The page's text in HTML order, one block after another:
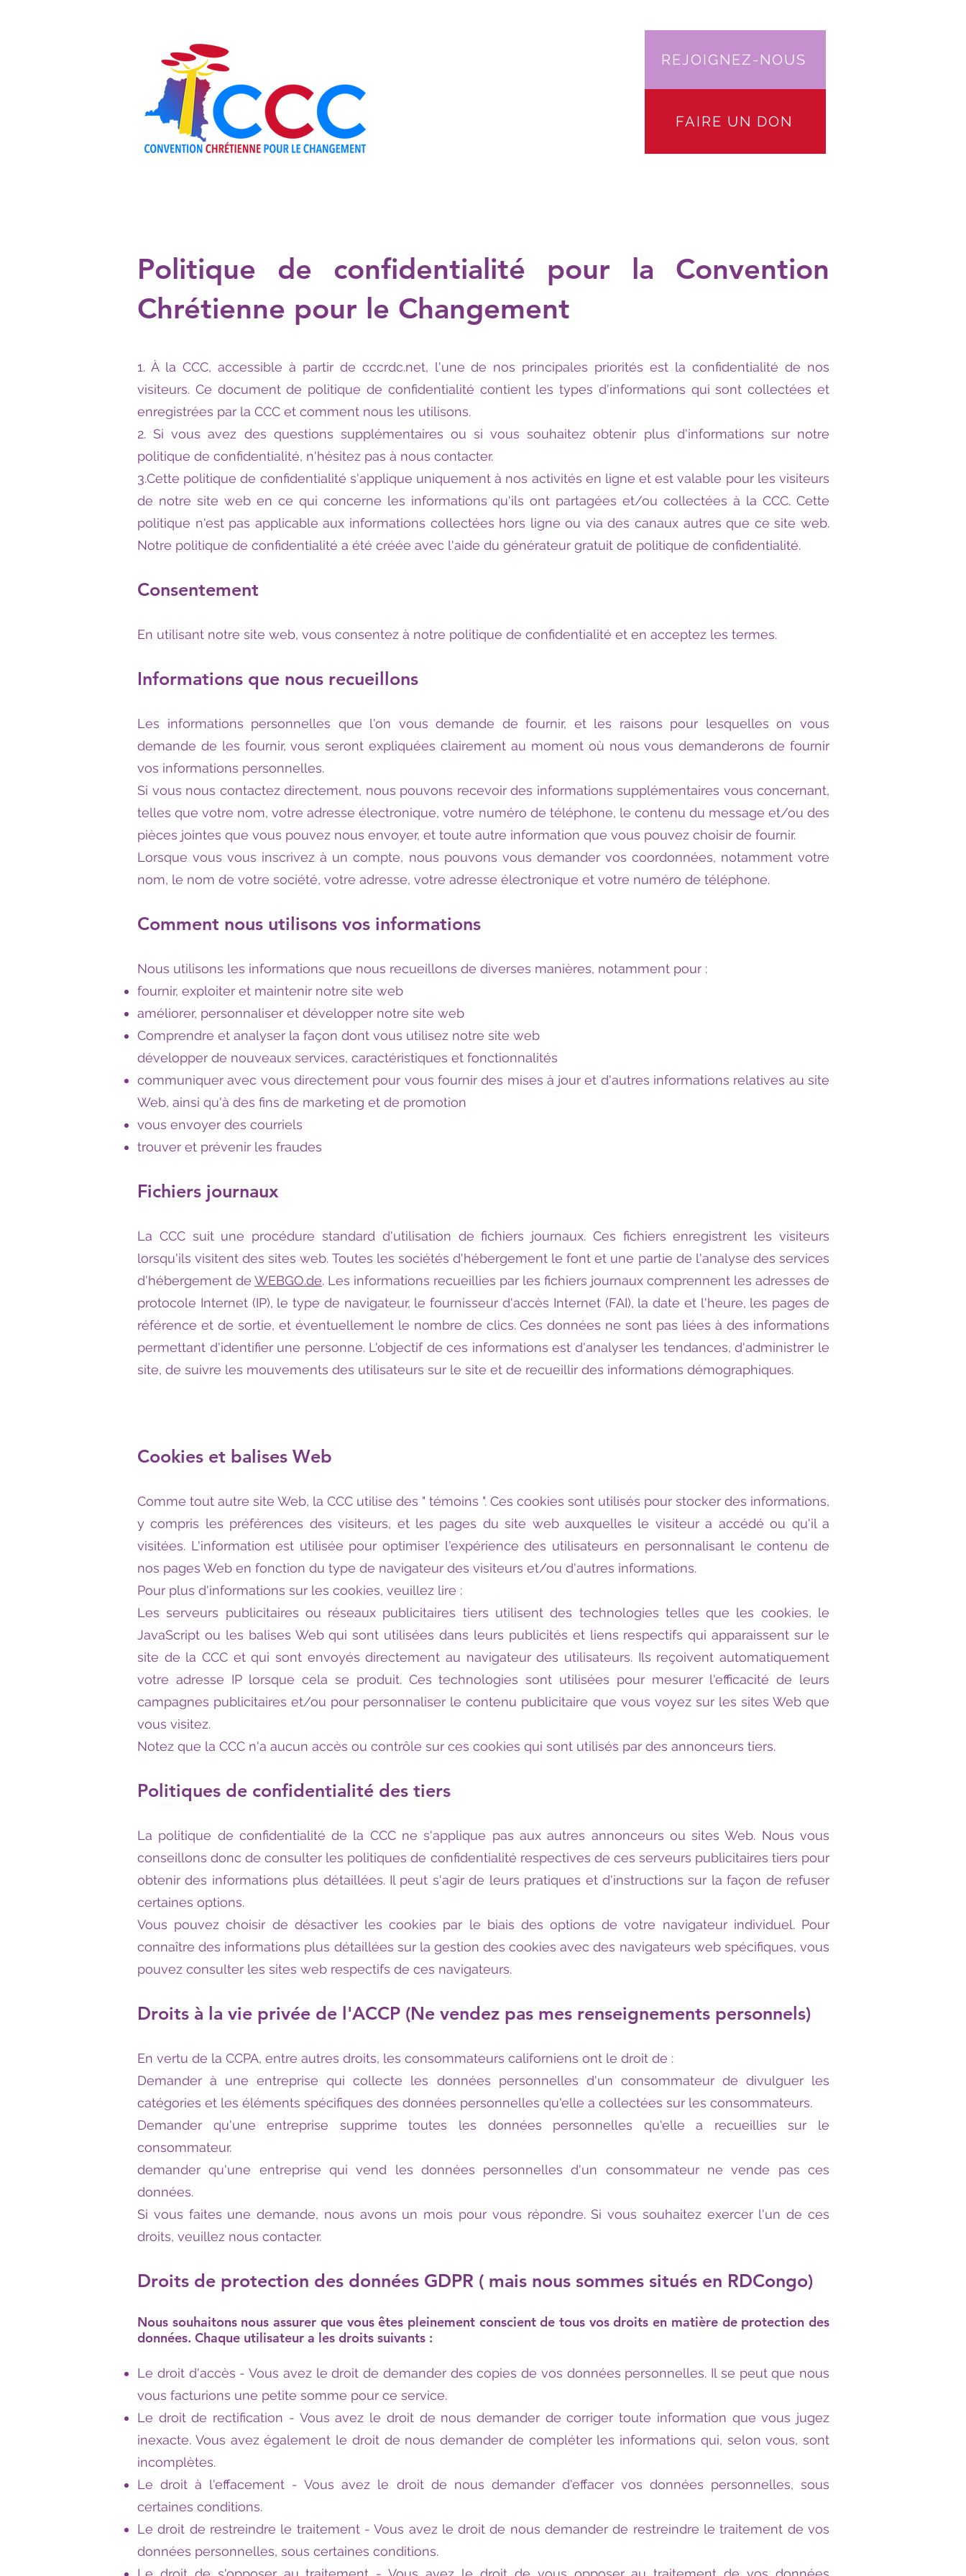
REJOIGNEZ-NOUS
FAIRE UN DON
Politique de confidentialité pour la Convention
Chrétienne pour le Changement
1. À la CCC, accessible à partir de cccrdc.net, l'une de nos principales priorités est la confidentialité de nos
visiteurs. Ce document de politique de confidentialité contient les types d'informations qui sont collectées et
enregistrées par la CCC et comment nous les utilisons.
2. Si vous avez des questions supplémentaires ou si vous souhaitez obtenir plus d'informations sur notre
politique de confidentialité, n'hésitez pas à nous contacter.
3.Cette politique de confidentialité s'applique uniquement à nos activités en ligne et est valable pour les visiteurs
de notre site web en ce qui concerne les informations qu'ils ont partagées et/ou collectées à la CCC. Cette
politique n'est pas applicable aux informations collectées hors ligne ou via des canaux autres que ce site web.
Notre politique de confidentialité a été créée avec l'aide du générateur gratuit de politique de confidentialité.
Consentement
En utilisant notre site web, vous consentez à notre politique de confidentialité et en acceptez les termes.
Informations que nous recueillons
Les informations personnelles que l'on vous demande de fournir, et les raisons pour lesquelles on vous
demande de les fournir, vous seront expliquées clairement au moment où nous vous demanderons de fournir
vos informations personnelles.
Si vous nous contactez directement, nous pouvons recevoir des informations supplémentaires vous concernant,
telles que votre nom, votre adresse électronique, votre numéro de téléphone, le contenu du message et/ou des
pièces jointes que vous pouvez nous envoyer, et toute autre information que vous pouvez choisir de fournir.
Lorsque vous vous inscrivez à un compte, nous pouvons vous demander vos coordonnées, notamment votre
nom, le nom de votre société, votre adresse, votre adresse électronique et votre numéro de téléphone.
Comment nous utilisons vos informations
Nous utilisons les informations que nous recueillons de diverses manières, notamment pour :
fournir, exploiter et maintenir notre site web
améliorer, personnaliser et développer notre site web
Comprendre et analyser la façon dont vous utilisez notre site web
développer de nouveaux services, caractéristiques et fonctionnalités
communiquer avec vous directement pour vous fournir des mises à jour et d'autres informations relatives au site
Web, ainsi qu'à des fins de marketing et de promotion
vous envoyer des courriels
trouver et prévenir les fraudes
Fichiers journaux
La CCC suit une procédure standard d'utilisation de fichiers journaux. Ces fichiers enregistrent les visiteurs
lorsqu'ils visitent des sites web. Toutes les sociétés d'hébergement le font et une partie de l'analyse des services
d'hébergement de WEBGO.de. Les informations recueillies par les fichiers journaux comprennent les adresses de
protocole Internet (IP), le type de navigateur, le fournisseur d'accès Internet (FAI), la date et l'heure, les pages de
référence et de sortie, et éventuellement le nombre de clics. Ces données ne sont pas liées à des informations
permettant d'identifier une personne. L'objectif de ces informations est d'analyser les tendances, d'administrer le
site, de suivre les mouvements des utilisateurs sur le site et de recueillir des informations démographiques.
Cookies et balises Web
Comme tout autre site Web, la CCC utilise des " témoins ". Ces cookies sont utilisés pour stocker des informations,
y compris les préférences des visiteurs, et les pages du site web auxquelles le visiteur a accédé ou qu'il a
visitées. L'information est utilisée pour optimiser l'expérience des utilisateurs en personnalisant le contenu de
nos pages Web en fonction du type de navigateur des visiteurs et/ou d'autres informations.
Pour plus d'informations sur les cookies, veuillez lire :
Les serveurs publicitaires ou réseaux publicitaires tiers utilisent des technologies telles que les cookies, le
JavaScript ou les balises Web qui sont utilisées dans leurs publicités et liens respectifs qui apparaissent sur le
site de la CCC et qui sont envoyés directement au navigateur des utilisateurs. Ils reçoivent automatiquement
votre adresse IP lorsque cela se produit. Ces technologies sont utilisées pour mesurer l'efficacité de leurs
campagnes publicitaires et/ou pour personnaliser le contenu publicitaire que vous voyez sur les sites Web que
vous visitez.
Notez que la CCC n'a aucun accès ou contrôle sur ces cookies qui sont utilisés par des annonceurs tiers.
Politiques de confidentialité des tiers
La politique de confidentialité de la CCC ne s'applique pas aux autres annonceurs ou sites Web. Nous vous
conseillons donc de consulter les politiques de confidentialité respectives de ces serveurs publicitaires tiers pour
obtenir des informations plus détaillées. Il peut s'agir de leurs pratiques et d'instructions sur la façon de refuser
certaines options.
Vous pouvez choisir de désactiver les cookies par le biais des options de votre navigateur individuel. Pour
connaître des informations plus détaillées sur la gestion des cookies avec des navigateurs web spécifiques, vous
pouvez consulter les sites web respectifs de ces navigateurs.
Droits à la vie privée de l'ACCP (Ne vendez pas mes renseignements personnels)
En vertu de la CCPA, entre autres droits, les consommateurs californiens ont le droit de :
Demander à une entreprise qui collecte les données personnelles d'un consommateur de divulguer les
catégories et les éléments spécifiques des données personnelles qu'elle a collectées sur les consommateurs.
Demander qu'une entreprise supprime toutes les données personnelles qu'elle a recueillies sur le
consommateur.
demander qu'une entreprise qui vend les données personnelles d'un consommateur ne vende pas ces
données.
Si vous faites une demande, nous avons un mois pour vous répondre. Si vous souhaitez exercer l'un de ces
droits, veuillez nous contacter.
Droits de protection des données GDPR ( mais nous sommes situés en RDCongo)
Nous souhaitons nous assurer que vous êtes pleinement conscient de tous vos droits en matière de protection des
données. Chaque utilisateur a les droits suivants :
Le droit d'accès - Vous avez le droit de demander des copies de vos données personnelles. Il se peut que nous
vous facturions une petite somme pour ce service.
Le droit de rectification - Vous avez le droit de nous demander de corriger toute information que vous jugez
inexacte. Vous avez également le droit de nous demander de compléter les informations qui, selon vous, sont
incomplètes.
Le droit à l'effacement - Vous avez le droit de nous demander d'effacer vos données personnelles, sous
certaines conditions.
Le droit de restreindre le traitement - Vous avez le droit de nous demander de restreindre le traitement de vos
données personnelles, sous certaines conditions.